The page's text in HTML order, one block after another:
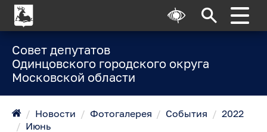
Совет депутатов
Одинцовского городского округа
Московской области
/ Новости / Фотогалерея / События / 2022
/ Июнь